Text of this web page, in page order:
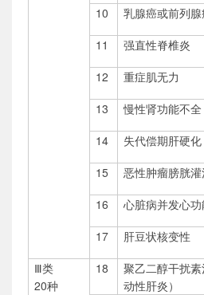
10 乳腺癌或前列
11
强直性脊椎炎
12
重症肌无力
13
慢性肾功能不全
14
失代偿期肝硬化
15
恶性肿瘤膀胱
16
心脏病并发心
17
肝豆状核变性
Ⅲ类
20种
18
聚乙二醇干扰
动性肝炎）